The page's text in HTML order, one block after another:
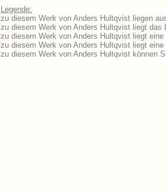
Legende:
zu diesem Werk von Anders Hultqvist liegen
zu diesem Werk von Anders Hultqvist liegt das
zu diesem Werk von Anders Hultqvist liegt
zu diesem Werk von Anders Hultqvist liegt
zu diesem Werk von Anders Hultqvist können